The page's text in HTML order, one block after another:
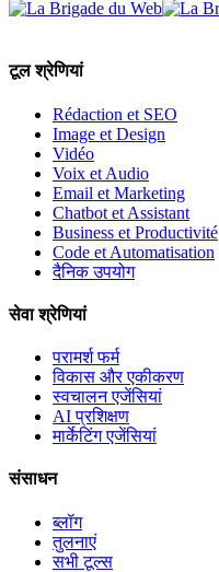
टूल श्रेणियां
Rédaction et SEO
Image et Design
Vidéo
Voix et Audio
Email et Marketing
Chatbot et Assistant
Business et Productivité
Code et Automatisation
दैनिक उपयोग
सेवा श्रेणियां
परामर्श फर्म
विकास और एकीकरण
स्वचालन एजेंसियां
AI प्रशिक्षण
मार्केटिंग एजेंसियां
संसाधन
ब्लॉग
तुलनाएं
सभी टूल्स